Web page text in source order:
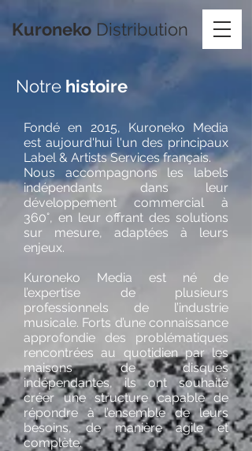
Kuroneko Distribution
Notre histoire
Fondé en 2015, Kuroneko Media
est aujourd'hui l'un des principaux
Label & Artists Services français.
Nous accompagnons les labels
indépendants dans leur
développement commercial à
360°, en leur offrant des solutions
sur mesure, adaptées à leurs
enjeux.
Kuroneko Media est né de
l’expertise de plusieurs
professionnels de l’industrie
musicale. Forts d’une connaissance
approfondie des problématiques
rencontrées au quotidien par les
maisons de disques
indépendantes, ils ont souhaité
créer une structure capable de
répondre à l’ensemble de leurs
besoins, de manière agile et
complète.